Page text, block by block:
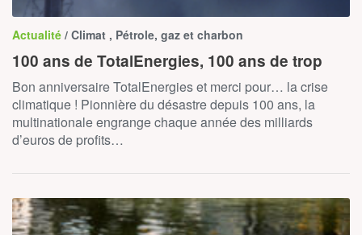
Actualité / Climat , Pétrole, gaz et charbon
100 ans de TotalEnergies, 100 ans de trop
Bon anniversaire TotalEnergies et merci pour… la crise
climatique ! Pionnière du désastre depuis 100 ans, la
multinationale engrange chaque année des milliards
d’euros de profits…